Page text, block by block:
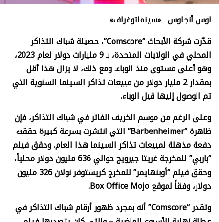
لوس أنجلوس ـ «سينماتوغراف»
قدّرت شركة الأبحاث “Comscore”، حصيلة شباك التذاكر
المحلي في الولايات المتحدة، بـ 9 مليارات دولار لعام 2023،
وهو أعلى مستوى منذ الوباء. ومع ذلك، لا يزال هذا أقل
بمقدار 2 مليار دولار من مبيعات تذاكر السينما السنوية التي
تم الوصول إليها قبل الوباء.
وعلى الرغم من موسم الخريف الفاتر في شباك التذاكر، فإن
ظاهرة “Barbenheimer” التي انتشرت بسرعة كبيرة حققت
دفعة مذهلة لمبيعات تذاكر السينما هذا العام. وحقق فيلم
“باربي” للمخرجة غريتا جيرويج حوالي 636 مليون دولار محلياً،
وحقق فيلم “أوبنهايمر” للمخرج كريستوفر نولان 326 مليون
دولار، وفقاً لموقعBox Office Mojo.
وتقدر “Comscore” أنه بمجرد ظهور أرقام شباك التذاكر في